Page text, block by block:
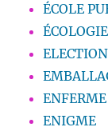
ÉCOLE
ÉCOLOGIE
ENIGME